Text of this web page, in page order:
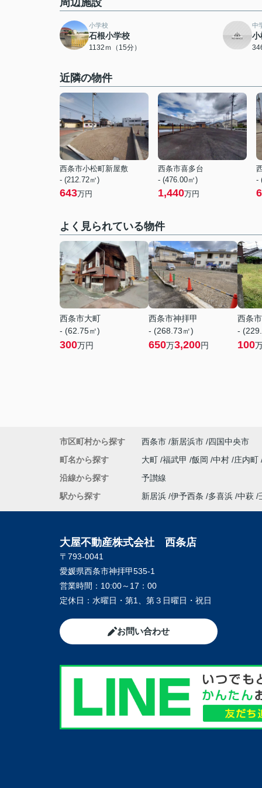
周辺施設
小学校
石根小学校
1132ｍ（15分）
中
小
近隣の物件
西条市小松町新屋敷
- (212.72㎡)
643万円
西条市喜多台
- (476.00㎡)
1,440万円
-
よく見られている物件
西条市大町
- (62.75㎡)
300万円
西条市神拝甲
- (268.73㎡)
650万3,200円
西条
-
100
市区町村から探す 西条市 新居浜市 四国中央市
町名から探す
大町 福武甲 飯岡 中村 庄内町
沿線から探す
予讃線
駅から探す
新居浜 伊予西条 多喜浜 中萩
大屋不動産株式会社 西条店
〒793-0041
愛媛県西条市神拝甲535-1
営業時間： 10:00～17：00
定休日： 水曜日・第1、第３日曜日・祝日
お問い合わせ